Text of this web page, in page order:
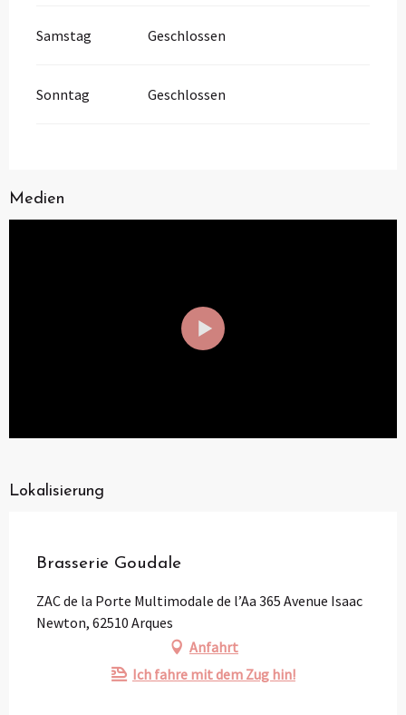
Samstag Geschlossen
Sonntag Geschlossen
Medien
Lokalisierung
Brasserie Goudale
ZAC de la Porte Multimodale de l’Aa 365 Avenue Isaac
Newton, 62510 Arques
Anfahrt
Ich fahre mit dem Zug hin!